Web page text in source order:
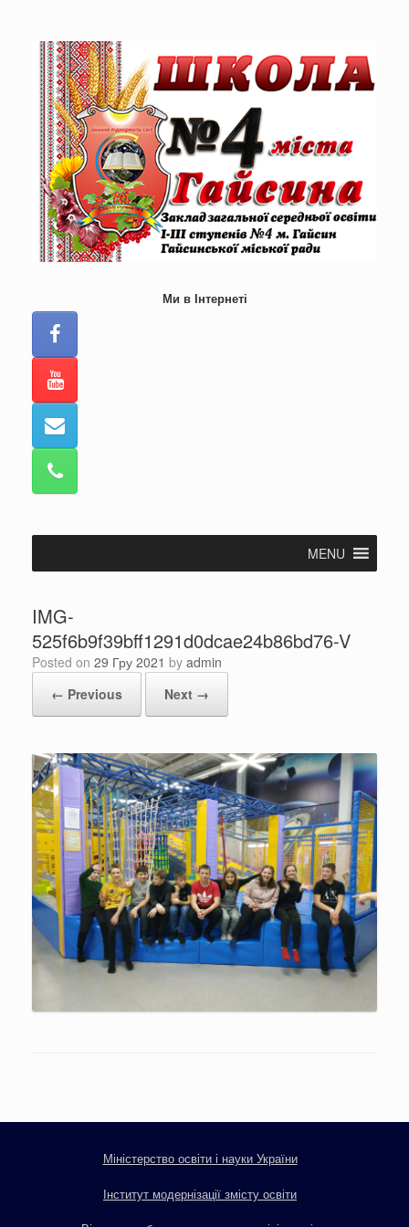
Ми в Інтернеті
MENU
IMG-
525f6b9f39bff1291d0dcae24b86bd76-V
Posted on 29 Гру 2021 by admin
← Previous
Next →
Міністерство освіти і науки України
Інститут модернізації змісту освіти